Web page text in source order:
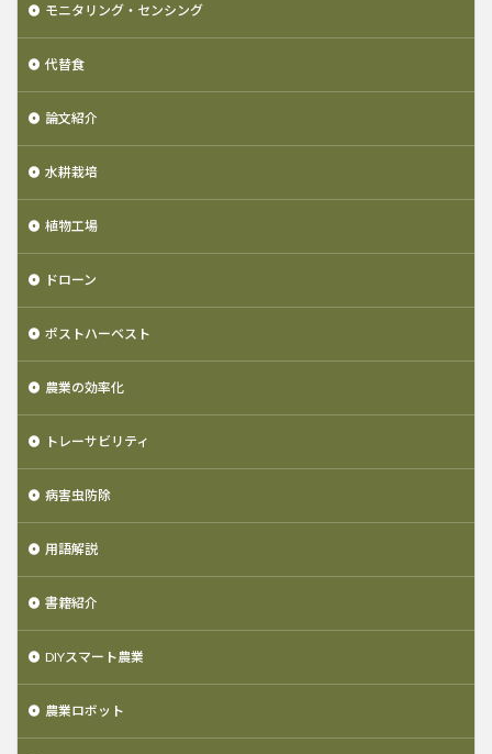
モニタリング・センシング
代替食
論文紹介
水耕栽培
植物工場
ドローン
ポストハーベスト
農業の効率化
トレーサビリティ
病害虫防除
用語解説
書籍紹介
DIYスマート農業
農業ロボット